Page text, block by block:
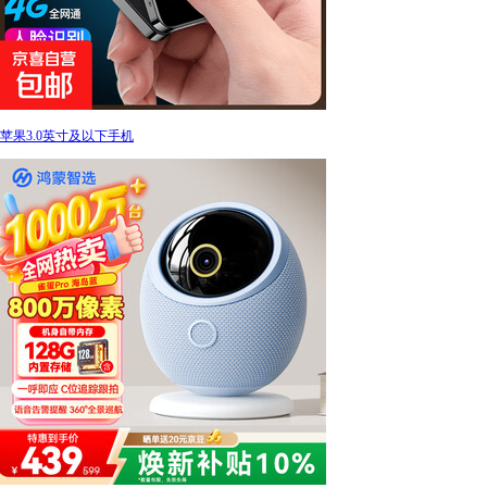
苹果3.0英寸及以下手机